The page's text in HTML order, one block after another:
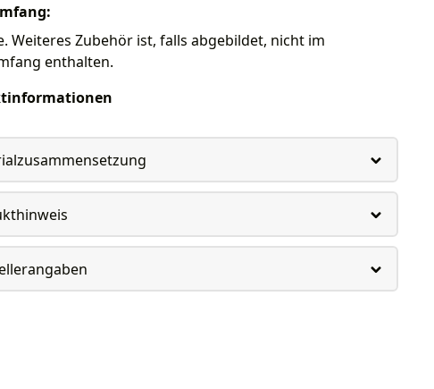
Weiteres Zubehör ist, falls abgebildet, nicht im
enthalten.